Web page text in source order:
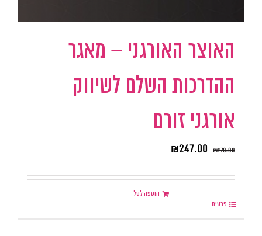
האוצר האורגני – מאגר
ההדרכות השלם לשיווק
אורגני זורם
₪970.00
₪247.00
הוספה לסל
פרטים